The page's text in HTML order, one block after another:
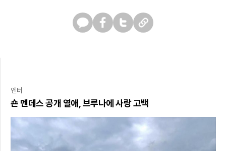
엔터
숀 멘데스 공개 열애, 브루나에 사랑 고백